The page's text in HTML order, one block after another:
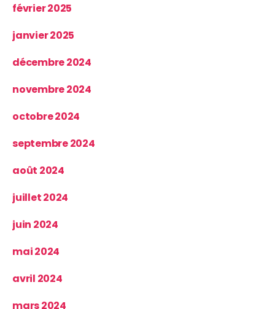
février 2025
janvier 2025
décembre 2024
novembre 2024
octobre 2024
septembre 2024
août 2024
juillet 2024
juin 2024
mai 2024
avril 2024
mars 2024